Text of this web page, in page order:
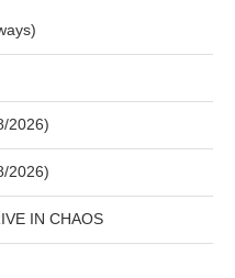
2026)
2026)
IN CHAOS